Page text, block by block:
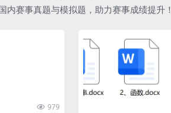
内赛事真题与模拟题，助力赛事成绩提升！
979